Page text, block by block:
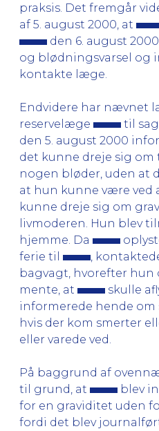
praksis. Det fremgår
af 5. august 2000, at
den 6. august
og blødningsvarsel og
kontakte læge.
Endvidere har nævnet
reservelæge
til
den 5. august 2000
det kunne dreje sig
nogen bløder, uden at
at hun kunne være ved
kunne dreje sig om
livmoderen. Hun blev
hjemme. Da
ferie til
,
bagvagt, hvorefter hun
mente, at
skulle
informerede hende om
hvis der kom smerter
eller varede ved.
På baggrund af
til grund, at
blev
for en graviditet uden
fordi det blev